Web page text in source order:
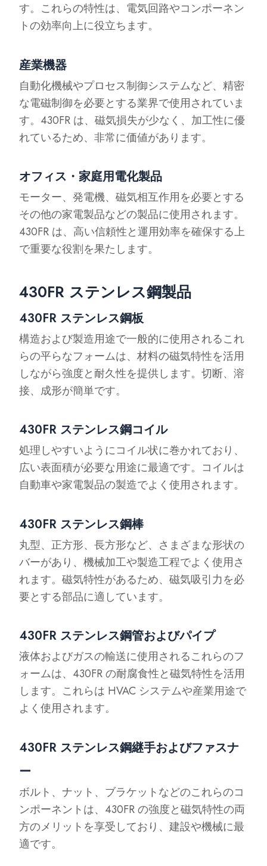
す。これらの特性は、電気回路やコンポーネン
トの効率向上に役立ちます。
産業機器
自動化機械やプロセス制御システムなど、精密
な電磁制御を必要とする業界で使用されていま
す。430FR は、磁気損失が少なく、加工性に優
れているため、非常に価値があります。
オフィス・家庭用電化製品
モーター、発電機、磁気相互作用を必要とする
その他の家電製品などの製品に使用されます。
430FR は、高い信頼性と運用効率を確保する上
で重要な役割を果たします。
430FR ステンレス鋼製品
430FR ステンレス鋼板
構造および製造用途で一般的に使用されるこれ
らの平らなフォームは、材料の磁気特性を活用
しながら強度と耐久性を提供します。切断、溶
接、成形が簡単です。
430FR ステンレス鋼コイル
処理しやすいようにコイル状に巻かれており、
広い表面積が必要な用途に最適です。コイルは
自動車や家電製品の製造でよく使用されます。
430FR ステンレス鋼棒
丸型、正方形、長方形など、さまざまな形状の
バーがあり、機械加工や製造工程でよく使用さ
れます。磁気特性があるため、磁気吸引力を必
要とする部品に適しています。
430FR ステンレス鋼管およびパイプ
液体およびガスの輸送に使用されるこれらのフ
ォームは、430FR の耐腐食性と磁気特性を活用
します。これらは HVAC システムや産業用途で
よく使用されます。
430FR ステンレス鋼継手およびファスナ
ー
ボルト、ナット、ブラケットなどのこれらのコ
ンポーネントは、430FR の強度と磁気特性の両
方のメリットを享受しており、建設や機械に最
適です。